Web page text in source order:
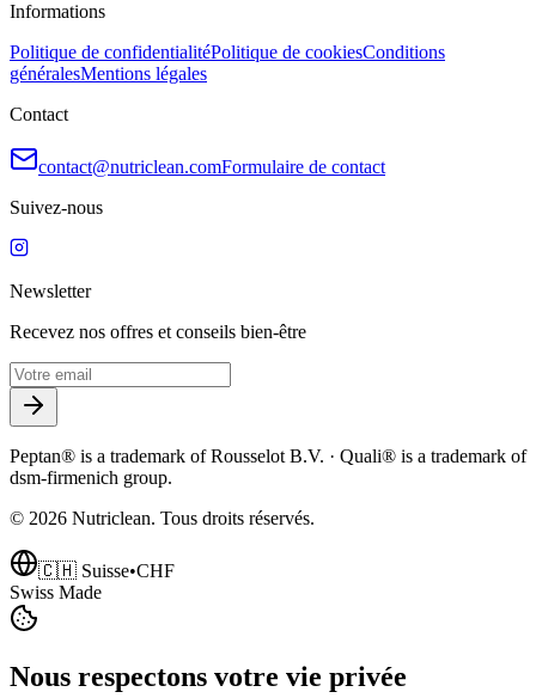
Informations
Politique de confidentialitéPolitique de cookiesConditions
généralesMentions légales
Contact
contact@nutriclean.comFormulaire de contact
Suivez-nous
Newsletter
Recevez nos offres et conseils bien-être
Peptan® is a trademark of Rousselot B.V. · Quali® is a trademark of
dsm-firmenich group.
© 2026 Nutriclean. Tous droits réservés.
🇨🇭 Suisse•CHF
Swiss Made
Nous respectons votre vie privée